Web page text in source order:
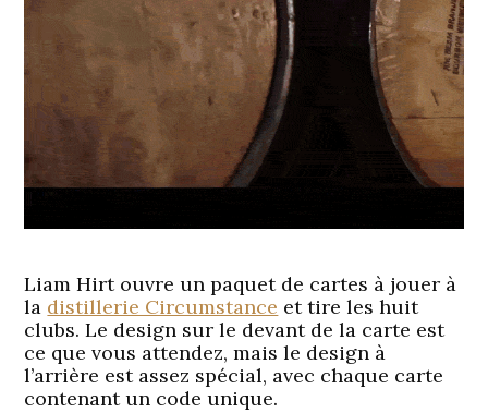
Liam Hirt ouvre un paquet de cartes à jouer à
la distillerie Circumstance et tire les huit
clubs. Le design sur le devant de la carte est
ce que vous attendez, mais le design à
l’arrière est assez spécial, avec chaque carte
contenant un code unique.